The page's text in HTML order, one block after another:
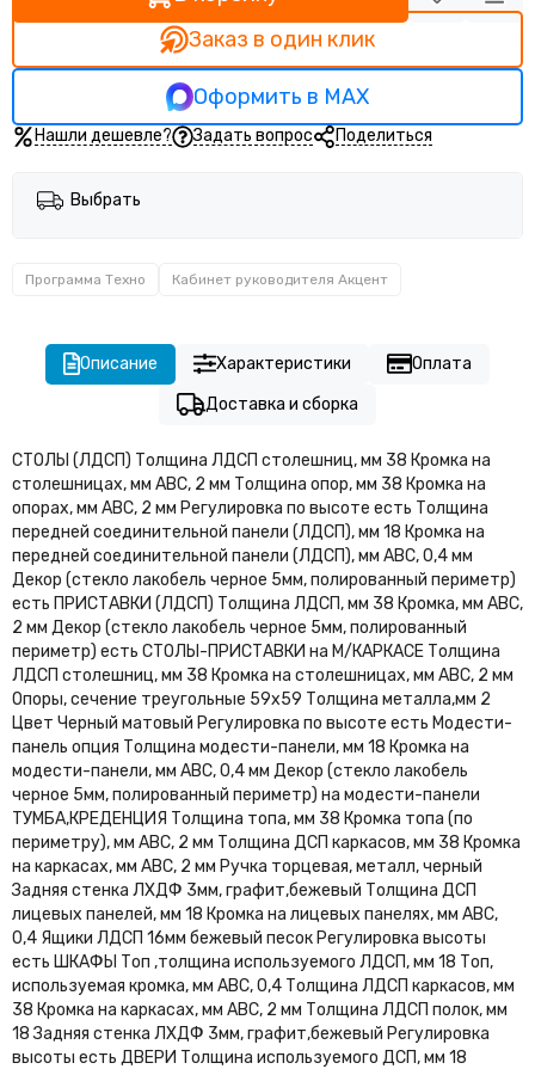
Кабинет руководителя Тренд (Trend)
Заказ в один клик
Оформить в MAX
Нашли дешевле? Задать вопрос Поделиться
Выбрать
Программа Техно Кабинет руководителя Акцент
Описание Характеристики
Оплата
Доставка и сборка
СТОЛЫ (ЛДСП) Толщина ЛДСП столешниц, мм 38 Кромка на
столешницах, мм АВС, 2 мм Толщина опор, мм 38 Кромка на
опорах, мм АВС, 2 мм Регулировка по высоте есть Толщина
передней соединительной панели (ЛДСП), мм 18 Кромка на
передней соединительной панели (ЛДСП), мм АВС, 0,4 мм
Декор (стекло лакобель черное 5мм, полированный периметр)
есть ПРИСТАВКИ (ЛДСП) Толщина ЛДСП, мм 38 Кромка, мм АВС,
2 мм Декор (стекло лакобель черное 5мм, полированный
периметр) есть СТОЛЫ-ПРИСТАВКИ на М/КАРКАСЕ Толщина
ЛДСП столешниц, мм 38 Кромка на столешницах, мм АВС, 2 мм
Опоры, сечение треугольные 59х59 Толщина металла,мм 2
Цвет Черный матовый Регулировка по высоте есть Модести-
панель опция Толщина модести-панели, мм 18 Кромка на
модести-панели, мм АВС, 0,4 мм Декор (стекло лакобель
черное 5мм, полированный периметр) на модести-панели
ТУМБА,КРЕДЕНЦИЯ Толщина топа, мм 38 Кромка топа (по
периметру), мм АВС, 2 мм Толщина ДСП каркасов, мм 38 Кромка
на каркасах, мм АВС, 2 мм Ручка торцевая, металл, черный
Задняя стенка ЛХДФ 3мм, графит,бежевый Толщина ДСП
лицевых панелей, мм 18 Кромка на лицевых панелях, мм АВС,
0,4 Ящики ЛДСП 16мм бежевый песок Регулировка высоты
есть ШКАФЫ Топ ,толщина используемого ЛДСП, мм 18 Топ,
используемая кромка, мм АВС, 0,4 Толщина ЛДСП каркасов, мм
38 Кромка на каркасах, мм АВС, 2 мм Толщина ЛДСП полок, мм
18 Задняя стенка ЛХДФ 3мм, графит,бежевый Регулировка
высоты есть ДВЕРИ Толщина используемого ДСП, мм 18